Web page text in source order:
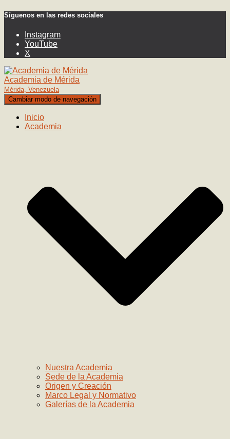
Síguenos en las redes sociales
Instagram
YouTube
X
Academia de Mérida
Mérida, Venezuela
Cambiar modo de navegación
Inicio
Academia
Nuestra Academia
Sede de la Academia
Origen y Creación
Marco Legal y Normativo
Galerías de la Academia